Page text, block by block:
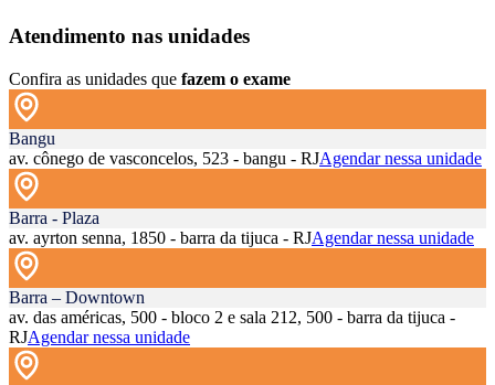
Atendimento nas unidades
Confira as unidades que fazem o exame
Bangu
av. cônego de vasconcelos, 523 - bangu - RJAgendar nessa unidade
Barra - Plaza
av. ayrton senna, 1850 - barra da tijuca - RJAgendar nessa unidade
Barra – Downtown
av. das américas, 500 - bloco 2 e sala 212, 500 - barra da tijuca -
RJAgendar nessa unidade